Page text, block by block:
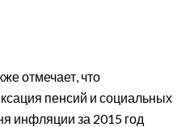
отмечает, что
пенсий и социальных
инфляции за 2015 год